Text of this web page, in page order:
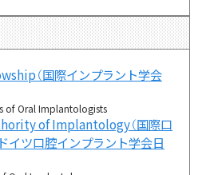
（国際インプラント学会
of Oral Implantologists
of Implantology（国際口
イツ口腔インプラント学会日